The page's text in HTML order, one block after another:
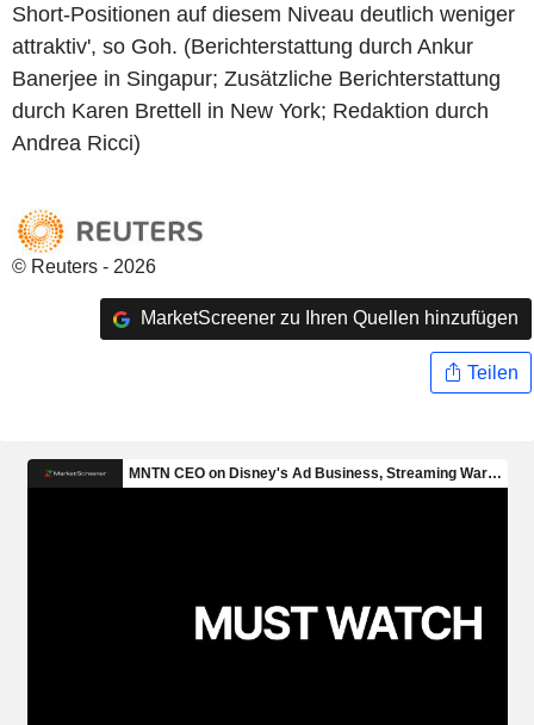
Short-Positionen auf diesem Niveau deutlich weniger
attraktiv', so Goh. (Berichterstattung durch Ankur
Banerjee in Singapur; Zusätzliche Berichterstattung
durch Karen Brettell in New York; Redaktion durch
Andrea Ricci)
© Reuters - 2026
MarketScreener zu Ihren Quellen hinzufügen
Teilen